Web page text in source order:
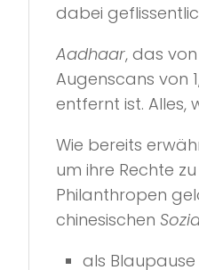
dabei
Aadhaar, das
Augenscans von
entfernt ist. Alles,
Wie bereits
um ihre Rechte
Philanthropen
chinesischen
als